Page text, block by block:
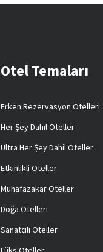
Otel Temaları
Erken Rezervasyon Otelleri
Her Şey Dahil Oteller
Ultra Her Şey Dahil Oteller
Etkinlikli Oteller
Muhafazakar Oteller
Doğa Otelleri
Sanatçılı Oteller